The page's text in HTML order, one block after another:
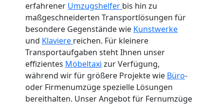
erfahrener Umzugshelfer bis hin zu
maßgeschneiderten Transportlösungen für
besondere Gegenstände wie Kunstwerke
und Klaviere reichen. Für kleinere
Transportaufgaben steht Ihnen unser
effizientes Möbeltaxi zur Verfügung,
während wir für größere Projekte wie Büro-
oder Firmenumzüge spezielle Lösungen
bereithalten. Unser Angebot für Fernumzüge
Umzug